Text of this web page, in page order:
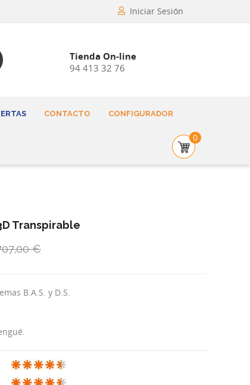
Iniciar Sesión
Tienda On-line
94 413 32 76
CONTACTO CONFIGURADOR
0
Transpirable
€
B.A.S. y D.S.